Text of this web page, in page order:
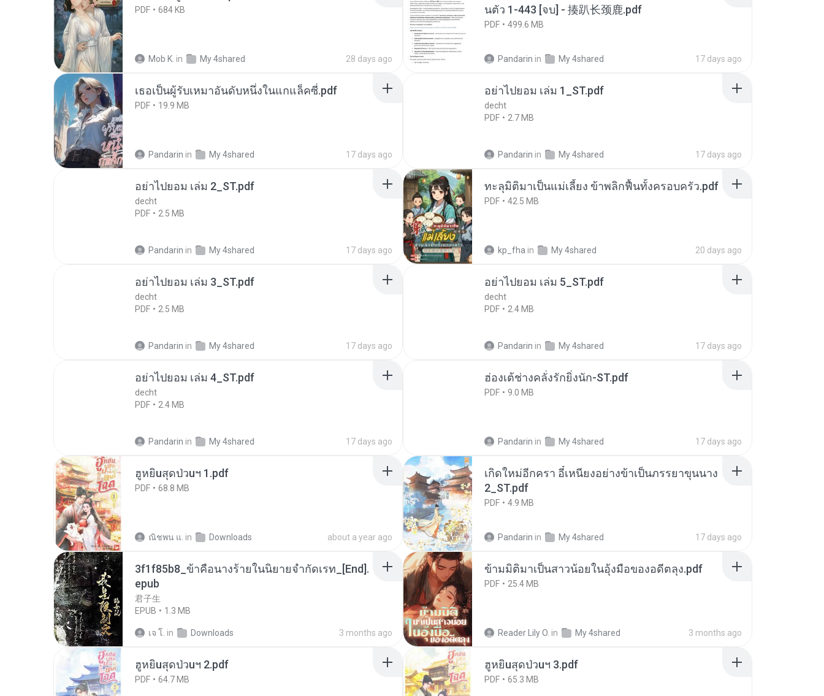
PDF 684 KB
Mob K. in My 4shared 28 days ago
นตัว 1-443 [จบ] - 揍趴长颈鹿.pdf
PDF 499.6 MB
Pandarin in My 4shared 17 days ago
เธอเป็นผู้รับเหมาอันดับหนึ่งในแกแล็คซี่.pdf
PDF 19.9 MB
Pandarin in My 4shared 17 days ago
อย่าไปยอม เล่ม 1_ST.pdf
decht
PDF
2.7 MB
Pandarin in My 4shared 17 days ago
อย่าไปยอม เล่ม 2_ST.pdf
decht
PDF
2.5 MB
Pandarin in My 4shared 17 days ago
ทะลุมิติมาเป็นแม่เลี้ยง ข้าพลิกฟื้นทั้งครอบครัว.pdf
PDF 42.5 MB
kp_fha in My 4shared 20 days ago
อย่าไปยอม เล่ม 3_ST.pdf
decht
PDF
2.5 MB
Pandarin in My 4shared 17 days ago
อย่าไปยอม เล่ม 5_ST.pdf
decht
PDF
2.4 MB
Pandarin in My 4shared 17 days ago
อย่าไปยอม เล่ม 4_ST.pdf
decht
PDF
2.4 MB
Pandarin in My 4shared 17 days ago
ฮ่องเต้ช่างคลั่งรักยิ่งนัก-ST.pdf
PDF 9.0 MB
Pandarin in My 4shared 17 days ago
ฮูหยิuสุดป่วuฯ 1.pdf
PDF 68.8 MB
ณิชพน แ. in Downloads about a year ago
เกิดใหม่อีกครา อี๋เหนียงอย่างข้าเป็นภรรยาขุนนาง
2_ST.pdf
PDF 4.9 MB
Pandarin in My 4shared 17 days ago
3f1f85b8_ข้าคือนางร้ายในนิยายจำกัดเรท_[End].
epub
君子生
EPUB
1.3 MB
เจ โ. in Downloads 3 months ago
ข้ามมิติมาเป็นสาวน้อยในอุ้งมือของอดีตลุง.pdf
PDF 25.4 MB
Reader Lily O. in My 4shared 3 months ago
ฮูหยิuสุดป่วuฯ 2.pdf
PDF 64.7 MB
ฮูหยิuสุดป่วuฯ 3.pdf
PDF 65.3 MB